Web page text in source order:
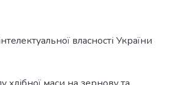
власності України